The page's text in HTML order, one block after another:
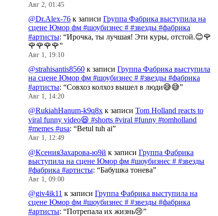
Авг 2, 01:45
@Dr.Alex-76 к записи Группа Фабрика выступила на
сцене Юмор фм #шоубизнес # #звезды #фабрика
#артисты: “Ирочка, ты лучшая! Эти куры, отстой.😊🌹
🌹🌹🌹🌹”
Авг 1, 19:10
@strahisantis8560 к записи Группа Фабрика выступила
на сцене Юмор фм #шоубизнес # #звезды #фабрика
#артисты: “Совхоз колхоз вышел в люди😅😅”
Авг 1, 14:20
@RukiahHanum-k9q8x к записи Tom Holland reacts to
viral funny video😆 #shorts #viral #funny #tomholland
#memes #usa: “Betul tuh ai”
Авг 1, 12:49
@КсенияЗахарова-ю9й к записи Группа Фабрика
выступила на сцене Юмор фм #шоубизнес # #звезды
#фабрика #артисты: “Бабушка тонева”
Авг 1, 09:00
@giv4ik11 к записи Группа Фабрика выступила на
сцене Юмор фм #шоубизнес # #звезды #фабрика
#артисты: “Потрепала их жизнь😢”